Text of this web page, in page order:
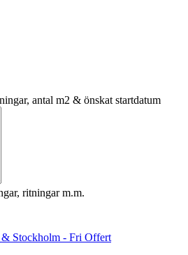
antal m2 & önskat startdatum
ritningar m.m.
Stockholm - Fri Offert